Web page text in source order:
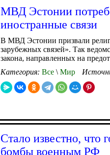
МВД Эстонии
иностранные связи
В МВД Эстонии призвали
зарубежных связей». Так
закона, направленных на
Категория: Все \ Мир
Стало известно, что
бомбы военным РФ